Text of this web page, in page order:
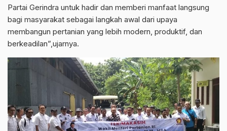
Partai Gerindra untuk hadir dan memberi manfaat langsung
bagi masyarakat sebagai langkah awal dari upaya
membangun pertanian yang lebih modern, produktif, dan
berkeadilan”,ujarnya.